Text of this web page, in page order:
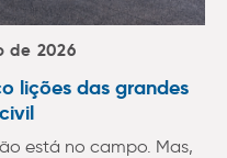
de 2026
lições das grandes
está no campo. Mas,